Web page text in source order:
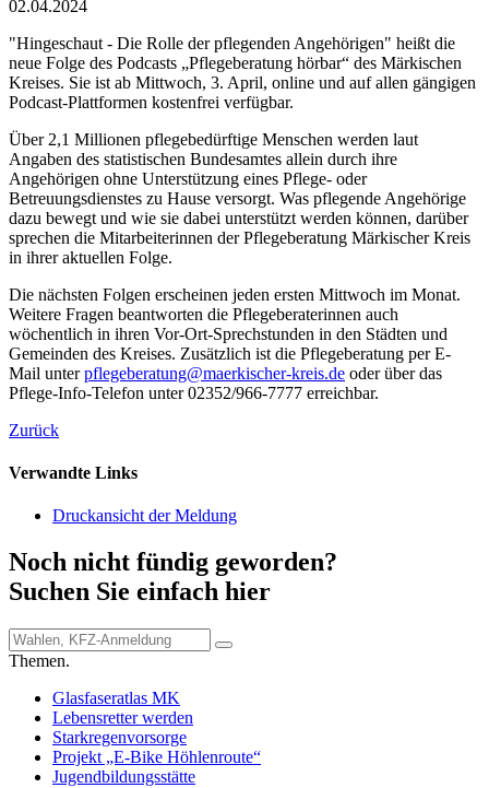
02.04.2024
"Hingeschaut - Die Rolle der pflegenden Angehörigen" heißt die
neue Folge des Podcasts „Pflegeberatung hörbar“ des Märkischen
Kreises. Sie ist ab Mittwoch, 3. April, online und auf allen gängigen
Podcast-Plattformen kostenfrei verfügbar.
Über 2,1 Millionen pflegebedürftige Menschen werden laut
Angaben des statistischen Bundesamtes allein durch ihre
Angehörigen ohne Unterstützung eines Pflege- oder
Betreuungsdienstes zu Hause versorgt. Was pflegende Angehörige
dazu bewegt und wie sie dabei unterstützt werden können, darüber
sprechen die Mitarbeiterinnen der Pflegeberatung Märkischer Kreis
in ihrer aktuellen Folge.
Die nächsten Folgen erscheinen jeden ersten Mittwoch im Monat.
Weitere Fragen beantworten die Pflegeberaterinnen auch
wöchentlich in ihren Vor-Ort-Sprechstunden in den Städten und
Gemeinden des Kreises. Zusätzlich ist die Pflegeberatung per E-
Mail unterpflegeberatung@​maerkischer-kreis.de oder über das
Pflege-Info-Telefon unter 02352/966-7777 erreichbar.
Zurück
Verwandte Links
Druckansicht der Meldung
Noch nicht fündig geworden?
Suchen Sie einfach hier
Themen.
Glasfaseratlas MK
Lebensretter werden
Starkregenvorsorge
Projekt „E-Bike Höhlenroute“
Jugendbildungsstätte